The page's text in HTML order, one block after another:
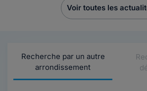
Voir toutes les
Recherche par un autre
arrondissement